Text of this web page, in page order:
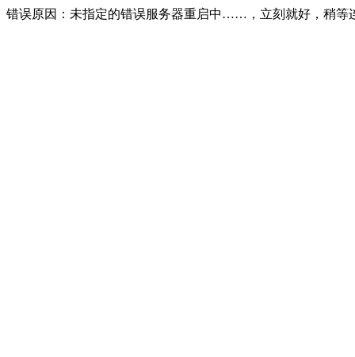
错误原因：未指定的错误服务器重启中……，立刻就好，稍等